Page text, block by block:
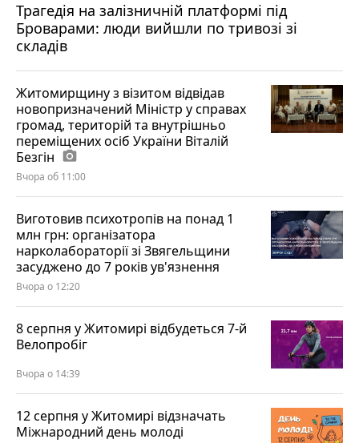
Трагедія на залізничній платформі під
Броварами: люди вийшли по тривозі зі
складів
Житомирщину з візитом відвідав
новопризначений Міністр у справах
громад, територій та внутрішньо
переміщених осіб України Віталій
Безгін photo_camera
Вчора об 11:00
Виготовив психотропів на понад 1
млн грн: організатора
нарколабораторії зі Звягельщини
засуджено до 7 років ув'язнення
Вчора о 12:20
8 серпня у Житомирі відбудеться 7-й
Велопробіг
Вчора о 14:39
12 серпня у Житомирі відзначать
Міжнародний день молоді